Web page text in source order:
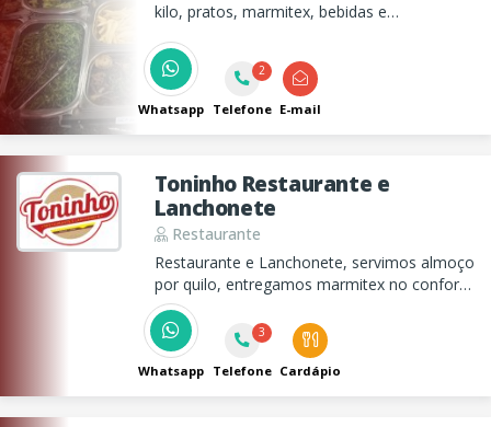
kilo, pratos, marmitex, bebidas e
centro para sua comodidade!
Whatsapp
2
Telefone E-mail
Toninho Restaurante e
Lanchonete
Restaurante
Restaurante e Lanchonete, servimos almoço
por quilo, entregamos marmitex no conforto
da sua casa, ou trabalho e também
servimos deliciosos lanches no período da
noite.
Whatsapp
3
Telefone Cardápio